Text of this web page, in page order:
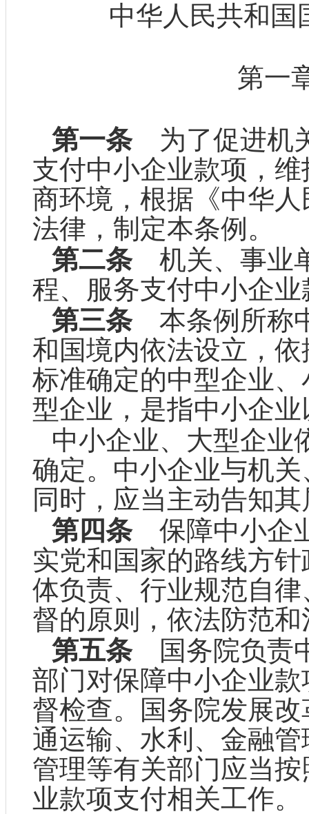
中华人民共和国
第
第一条为了促进机
支付中小企业款项，
商环境，根据《中华
法律，制定本条例。
第二条机关、事业
程、服务支付中小企
第三条本条例所称
和国境内依法设立，
标准确定的中型企业
型企业，是指中小企
中小企业、大型企业
确定。中小企业与机
同时，应当主动告知
第四条保障中小企
实党和国家的路线方
体负责、行业规范自
督的原则，依法防范
第五条国务院负责
部门对保障中小企业
督检查。国务院发展
通运输、水利、金融
管理等有关部门应当
业款项支付相关工作。